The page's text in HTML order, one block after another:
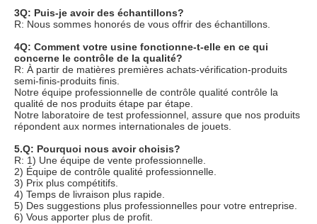
3Q: Puis-je avoir des échantillons?
R: Nous sommes honorés de vous offrir des échantillons.
4Q: Comment votre usine fonctionne-t-elle en ce qui
concerne le contrôle de la qualité?
R: À partir de matières premières achats-vérification-produits
semi-finis-produits finis.
Notre équipe professionnelle de contrôle qualité contrôle la
qualité de nos produits étape par étape.
Notre laboratoire de test professionnel, assure que nos produits
répondent aux normes internationales de jouets.
5.Q: Pourquoi nous avoir choisis?
R: 1) Une équipe de vente professionnelle.
2) Équipe de contrôle qualité professionnelle.
3) Prix plus compétitifs.
4) Temps de livraison plus rapide.
5) Des suggestions plus professionnelles pour votre entreprise.
6) Vous apporter plus de profit.